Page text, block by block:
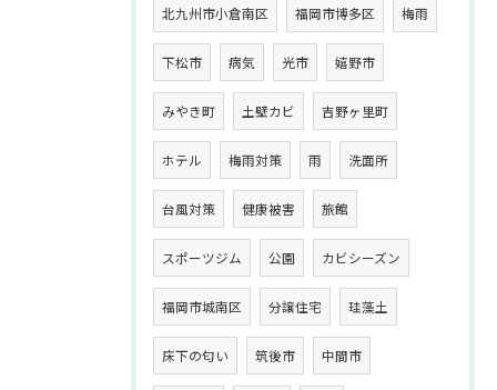
北九州市小倉南区 福岡市博多区 梅雨
下松市 病気 光市 嬉野市
みやき町 土壁カビ 吉野ヶ里町
ホテル 梅雨対策 雨 洗面所
台風対策 健康被害 旅館
スポーツジム 公園 カビシーズン
福岡市城南区 分譲住宅 珪藻土
床下の匂い 筑後市 中間市